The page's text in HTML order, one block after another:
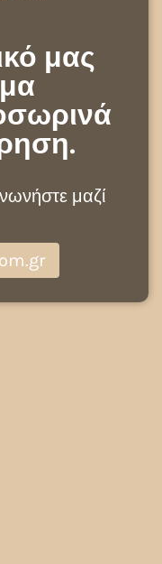
μας
μαζί